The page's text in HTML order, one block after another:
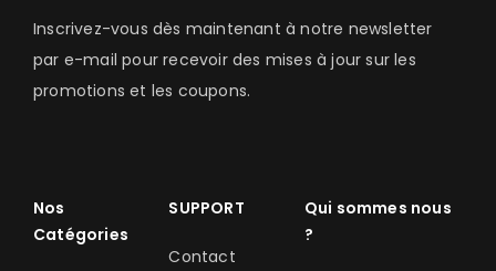
Qui sommes nous
?
SUPPORT
Contact
Nos
Catégories
Inscrivez-vous dès maintenant à notre newsletter
par e-mail pour recevoir des mises à jour sur les
promotions et les coupons.